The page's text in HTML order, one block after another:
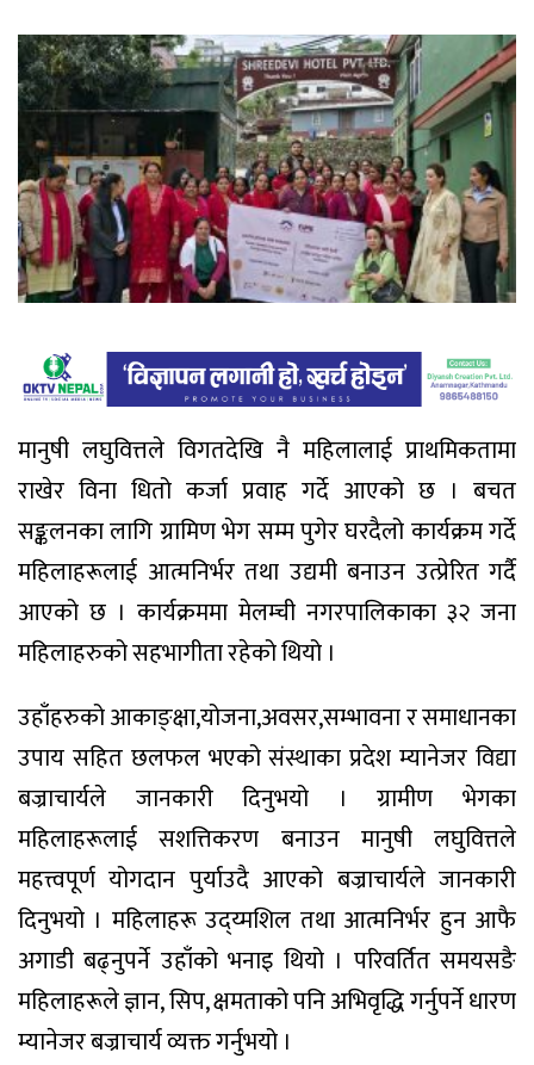
मानुषी लघुवित्तले विगतदेखि नै महिलालाई प्राथमिकतामा
राखेर विना धितो कर्जा प्रवाह गर्दे आएको छ । बचत
सङ्कलनका लागि ग्रामिण भेग सम्म पुगेर घरदैलो कार्यक्रम गर्दे
महिलाहरूलाई आत्मनिर्भर तथा उद्यमी बनाउन उत्प्रेरित गर्दै
आएको छ । कार्यक्रममा मेलम्ची नगरपालिकाका ३२ जना
महिलाहरुको सहभागीता रहेको थियो ।
उहाँहरुको आकाङ्क्षा,योजना,अवसर,सम्भावना र समाधानका
उपाय सहित छलफल भएको संस्थाका प्रदेश म्यानेजर विद्या
बज्राचार्यले जानकारी दिनुभयो । ग्रामीण भेगका
महिलाहरूलाई सशत्तिकरण बनाउन मानुषी लघुवित्तले
महत्त्वपूर्ण योगदान पुर्याउदै आएको बज्राचार्यले जानकारी
दिनुभयो । महिलाहरू उद्य्मशिल तथा आत्मनिर्भर हुन आफै
अगाडी बढ्नुपर्ने उहाँको भनाइ थियो । परिवर्तित समयसङै
महिलाहरूले ज्ञान, सिप, क्षमताको पनि अभिवृद्धि गर्नुपर्ने धारण
म्यानेजर बज्राचार्य व्यक्त गर्नुभयो ।